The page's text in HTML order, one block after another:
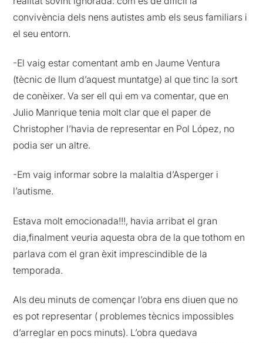
convivència dels nens autistes amb els seus familiars i
el seu entorn.
-El vaig estar comentant amb en Jaume Ventura
(tècnic de llum d’aquest muntatge) al que tinc la sort
de conèixer. Va ser ell qui em va comentar, que en
Julio Manrique tenia molt clar que el paper de
Christopher l’havia de representar en Pol López, no
podia ser un altre.
-Em vaig informar sobre la malaltia d’Asperger i
l’autisme.
Estava molt emocionada!!!, havia arribat el gran
dia,finalment veuria aquesta obra de la que tothom en
parlava com el gran èxit imprescindible de la
temporada.
Als deu minuts de començar l’obra ens diuen que no
es pot representar ( problemes tècnics impossibles
d’arreglar en pocs minuts). L’obra quedava